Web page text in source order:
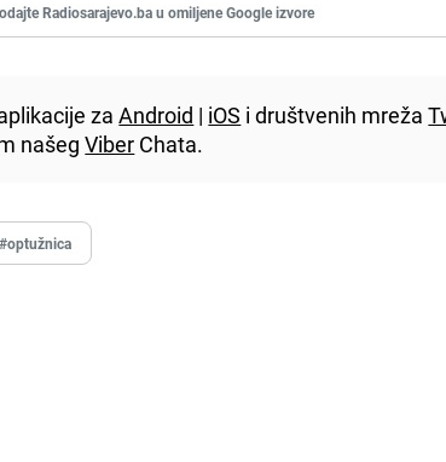
Radiosarajevo.ba u omiljene Google izvore
zaAndroid | iOS i društvenih mreža
našegViber Chata.
#optužnica